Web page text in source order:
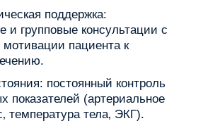
поддержка:
и групповые консультации с
пациента к
постоянный контроль
показателей (артериальное
температура тела‚ ЭКГ).